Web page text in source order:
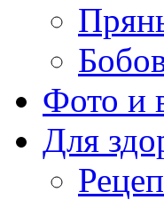
Фото и
Для